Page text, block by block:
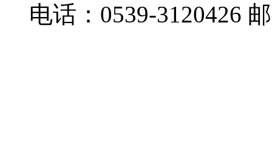
电话：0539-3120426